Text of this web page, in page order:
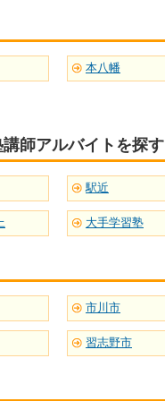
本八幡
師アルバイトを探す
駅近
大手学習塾
市川市
習志野市